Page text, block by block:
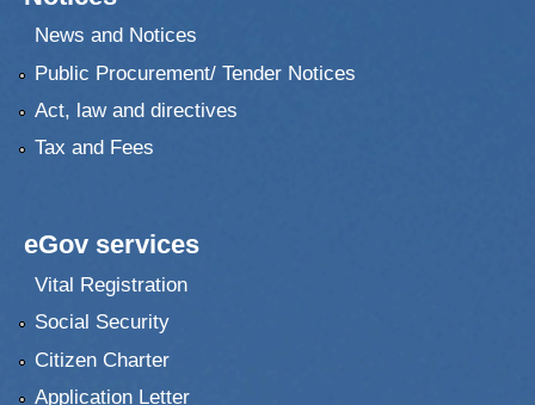
News and Notices
Public Procurement/ Tender Notices
Act, law and directives
Tax and Fees
eGov services
Vital Registration
Social Security
Citizen Charter
Application Letter